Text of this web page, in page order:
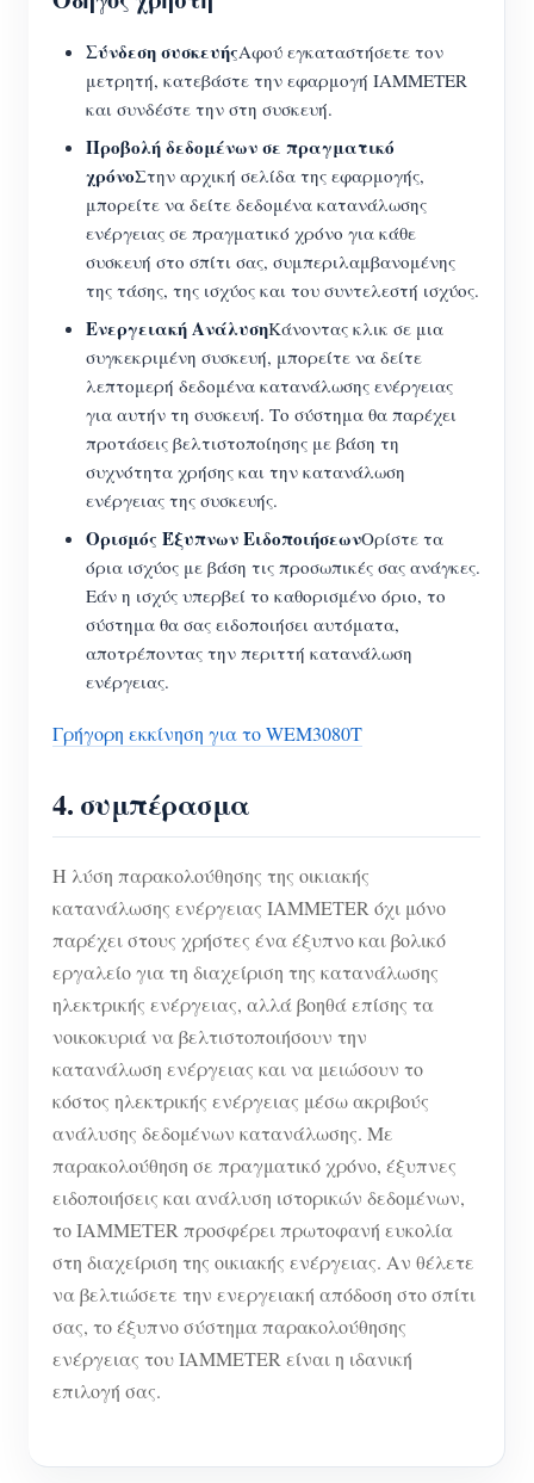
Σύνδεση συσκευήςΑφού εγκαταστήσετε τον
μετρητή, κατεβάστε την εφαρμογή IAMMETER
και συνδέστε την στη συσκευή.
Προβολή δεδομένων σε πραγματικό
χρόνοΣτην αρχική σελίδα της εφαρμογής,
μπορείτε να δείτε δεδομένα κατανάλωσης
ενέργειας σε πραγματικό χρόνο για κάθε
συσκευή στο σπίτι σας, συμπεριλαμβανομένης
της τάσης, της ισχύος και του συντελεστή ισχύος.
Ενεργειακή ΑνάλυσηΚάνοντας κλικ σε μια
συγκεκριμένη συσκευή, μπορείτε να δείτε
λεπτομερή δεδομένα κατανάλωσης ενέργειας
για αυτήν τη συσκευή. Το σύστημα θα παρέχει
προτάσεις βελτιστοποίησης με βάση τη
συχνότητα χρήσης και την κατανάλωση
ενέργειας της συσκευής.
Ορισμός Έξυπνων ΕιδοποιήσεωνΟρίστε τα
όρια ισχύος με βάση τις προσωπικές σας ανάγκες.
Εάν η ισχύς υπερβεί το καθορισμένο όριο, το
σύστημα θα σας ειδοποιήσει αυτόματα,
αποτρέποντας την περιττή κατανάλωση
ενέργειας.
Γρήγορη εκκίνηση για το WEM3080T
4. συμπέρασμα
Η λύση παρακολούθησης της οικιακής
κατανάλωσης ενέργειας IAMMETER όχι μόνο
παρέχει στους χρήστες ένα έξυπνο και βολικό
εργαλείο για τη διαχείριση της κατανάλωσης
ηλεκτρικής ενέργειας, αλλά βοηθά επίσης τα
νοικοκυριά να βελτιστοποιήσουν την
κατανάλωση ενέργειας και να μειώσουν το
κόστος ηλεκτρικής ενέργειας μέσω ακριβούς
ανάλυσης δεδομένων κατανάλωσης. Με
παρακολούθηση σε πραγματικό χρόνο, έξυπνες
ειδοποιήσεις και ανάλυση ιστορικών δεδομένων,
το IAMMETER προσφέρει πρωτοφανή ευκολία
στη διαχείριση της οικιακής ενέργειας. Αν θέλετε
να βελτιώσετε την ενεργειακή απόδοση στο σπίτι
σας, το έξυπνο σύστημα παρακολούθησης
ενέργειας του IAMMETER είναι η ιδανική
επιλογή σας.